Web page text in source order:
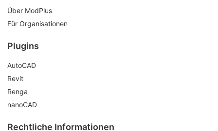
Über ModPlus
Für Organisationen
Plugins
AutoCAD
Revit
Renga
nanoCAD
Rechtliche Informationen